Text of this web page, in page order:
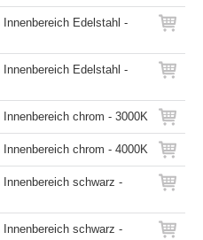
Edelstahl -
Edelstahl -
chrom - 3000K
chrom - 4000K
schwarz -
schwarz -